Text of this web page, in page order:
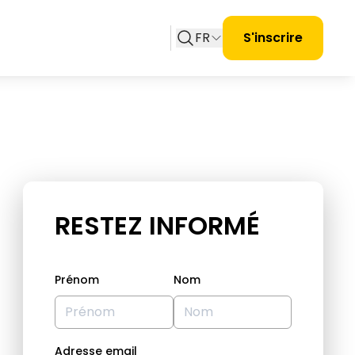
FR S'inscrire
RESTEZ INFORMÉ
Prénom Nom
Adresse email